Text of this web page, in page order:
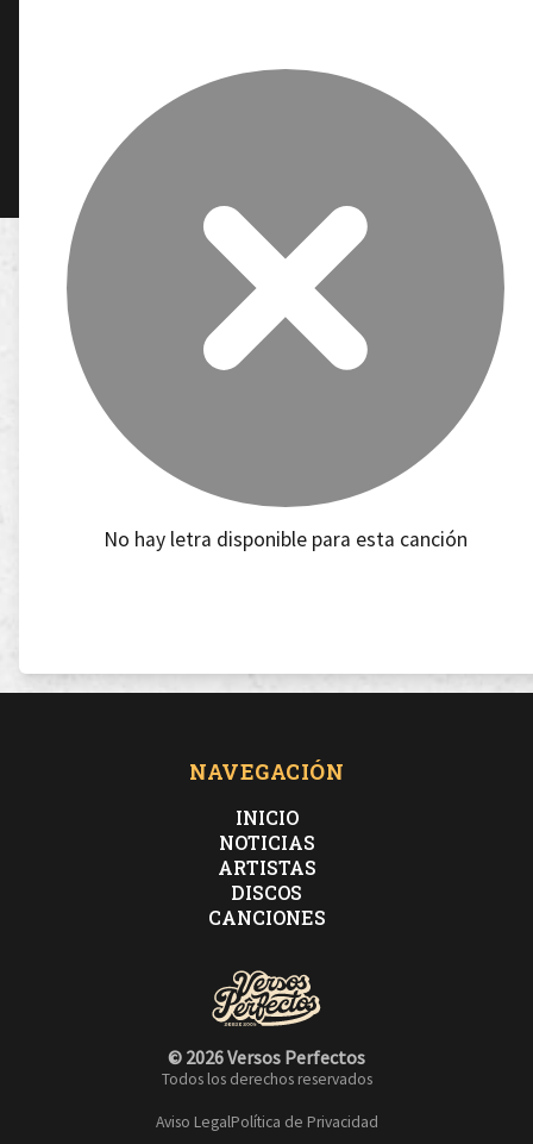
No hay letra disponible para esta canción
NAVEGACIÓN
INICIO
NOTICIAS
ARTISTAS
DISCOS
CANCIONES
© 2026 Versos Perfectos
Todos los derechos reservados
Aviso LegalPolítica de Privacidad